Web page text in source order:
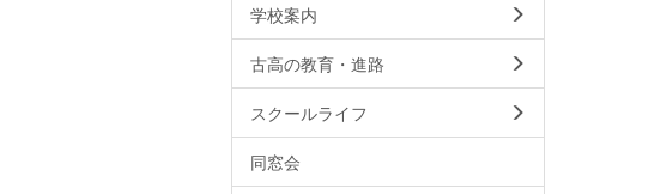
学校案内
古高の教育・進路
スクールライフ
同窓会